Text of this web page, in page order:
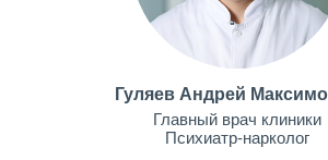
Гуляев Андрей
Главный врач клиники
Психиатр-нарколог